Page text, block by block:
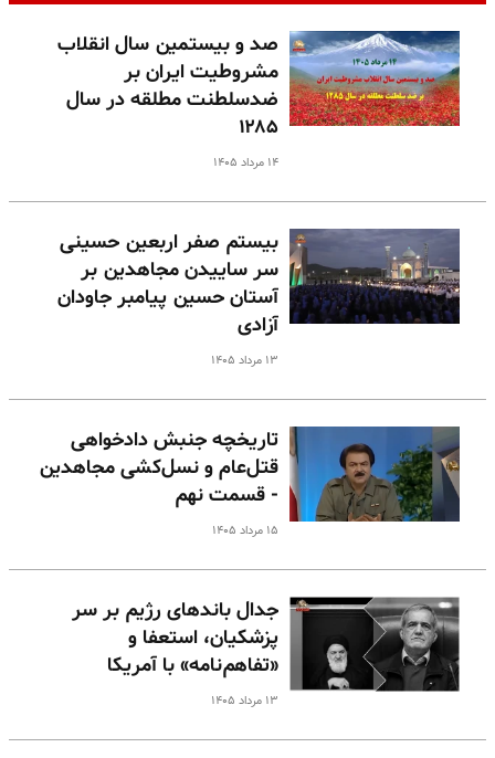
صد و بیستمین سال انقلاب
مشروطیت ایران بر
ضدسلطنت مطلقه در سال
۱۲۸۵
۱۴ مرداد ۱۴۰۵
بیستم صفر اربعین حسینی
سر ساییدن مجاهدین بر
آستان حسین پیامبر جاودان
آزادی
۱۳ مرداد ۱۴۰۵
تاریخچه جنبش دادخواهی
قتل‌عام و نسل‌کشی مجاهدین
- قسمت نهم
۱۵ مرداد ۱۴۰۵
جدال باندهای رژیم بر سر
پزشکیان، استعفا و
«تفاهم‌نامه» با آمریکا
۱۳ مرداد ۱۴۰۵